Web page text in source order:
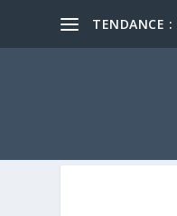
TENDANCE :